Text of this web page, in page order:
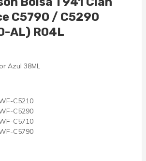
C5790 / C5290
AL) R04L
Azul 38ML
C5210
C5290
C5710
C5790